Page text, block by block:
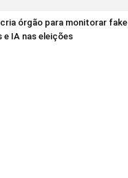
cria órgão para monitorar fake
e IA nas eleições